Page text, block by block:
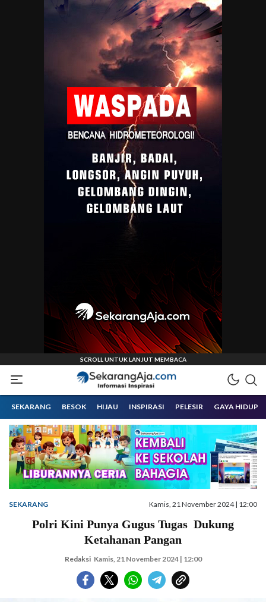
Sekarangaja
Informasi Inspirasi Malang Raya
SEKARANG BESOK HIJAU INSPIRASI PELESIR GAYA HIDUP
SEKARANG Kamis, 21 November 2024 | 12:00
Polri Kini Punya Gugus Tugas Dukung
Ketahanan Pangan
Redaksi Kamis, 21 November 2024 | 12:00